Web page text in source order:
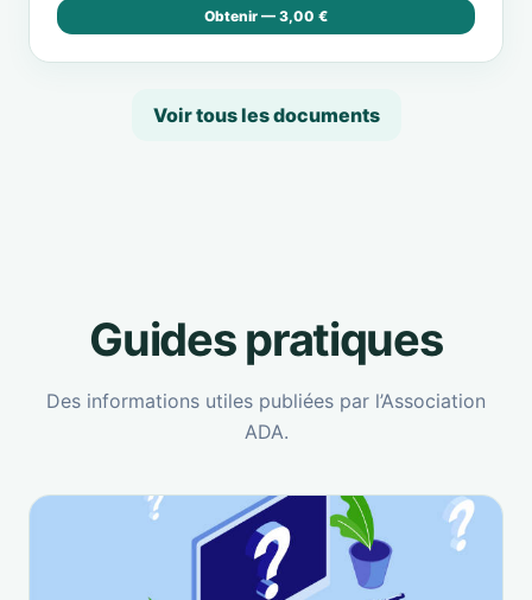
Obtenir — 3,00 €
Voir tous les documents
Guides pratiques
Des informations utiles publiées par l’Association
ADA.